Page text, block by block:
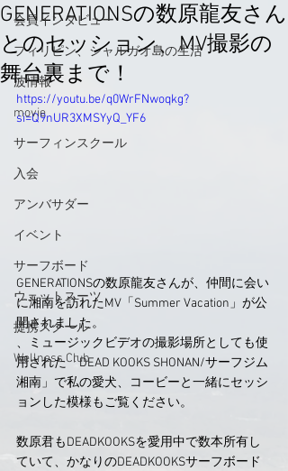
会員インタビュー
フィリピン、シャルガオ島の生活
波情報
movie
サーフィンスクール
入会
アンバサダー
イベント
サーフボード
ウェットスーツ
提携スクール
Wellness Club
GENERATIONSの数原龍友さん
とのセッション、MV撮影の
舞台裏まで！
https://youtu.be/q0WrFNwoqkg?
si=Q9nUR3XMSYyQ_YF6
GENERATIONSの数原龍友さんが、仲間に会い
に湘南を訪れたMV「Summer Vacation」が公
開されました。
、ミュージックビデオの撮影場所としても使
用された「DEAD KOOKS SHONAN/サーフジム
湘南」で私の愛犬、コービーと一緒にセッシ
ョンした模様もご覧ください。
数原君もDEADKOOKSを愛用中で数本所有し
ていて、かなりのDEADKOOKSサーフボード